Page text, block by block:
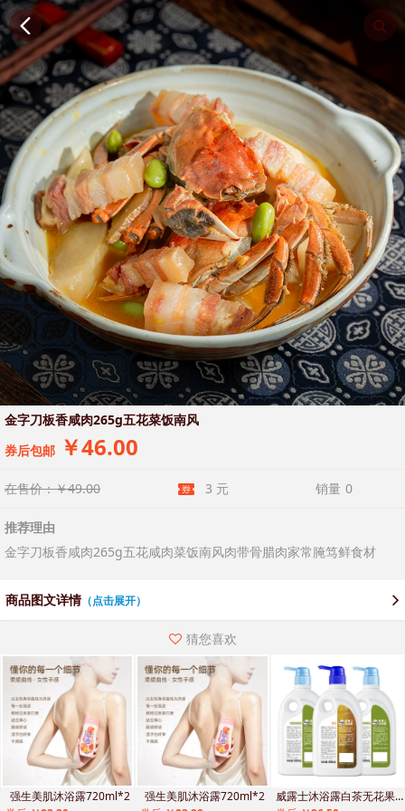
金字刀板香咸肉265g五花菜饭南风
券后包邮 ￥46.00
在售价：￥49.00 3 元 销量 0
推荐理由
金字刀板香咸肉265g五花咸肉菜饭南风肉带骨腊肉家常腌笃鲜食材
商品图文详情（点击展开）
猜您喜欢
强生美肌沐浴露720ml*2
威露士沐浴露白茶无花果500ml*3瓶
十月结晶孕妇裤夏薄款可外穿不勒肚子